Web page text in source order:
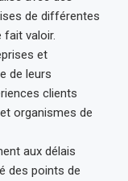
de différentes
valoir.
et
de leurs
clients
organismes de
aux délais
des points de